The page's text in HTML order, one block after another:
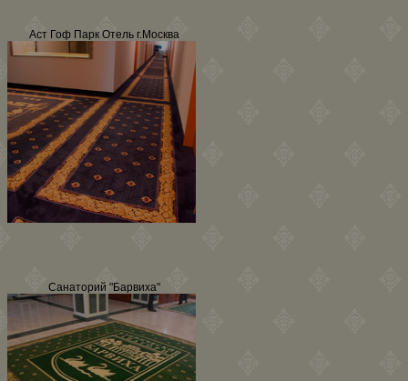
Аст Гоф Парк Отель г.Москва
Санаторий "Барвиха"